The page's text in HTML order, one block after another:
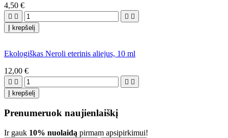
4,50 €
   
Į krepšelį
Ekologiškas Neroli eterinis aliejus, 10 ml
12,00 €
   
Į krepšelį
Prenumeruok naujienlaiškį
Ir gauk 10% nuolaidą pirmam apsipirkimui!